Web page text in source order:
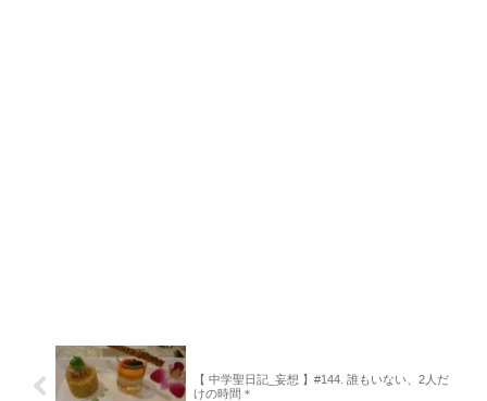
【 中学聖日記_妄想 】#144. 誰もいない、2人だ
けの時間＊